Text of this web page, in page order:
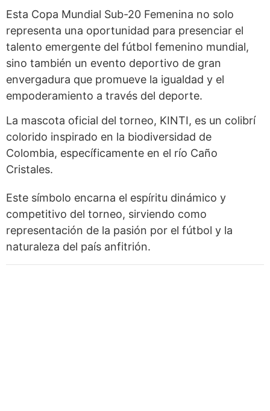
Esta Copa Mundial Sub-20 Femenina no solo
representa una oportunidad para presenciar el
talento emergente del fútbol femenino mundial,
sino también un evento deportivo de gran
envergadura que promueve la igualdad y el
empoderamiento a través del deporte.
La mascota oficial del torneo, KINTI, es un colibrí
colorido inspirado en la biodiversidad de
Colombia, específicamente en el río Caño
Cristales.
Este símbolo encarna el espíritu dinámico y
competitivo del torneo, sirviendo como
representación de la pasión por el fútbol y la
naturaleza del país anfitrión.